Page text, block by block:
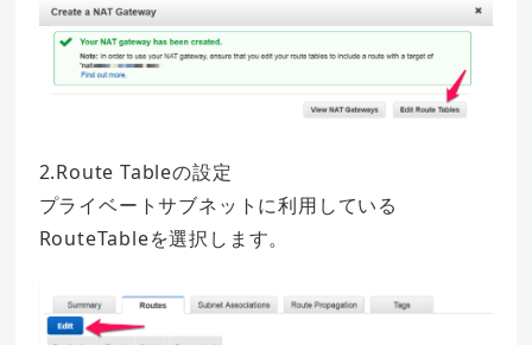
2.Route Tableの設定
プライベートサブネットに利用している
RouteTableを選択します。